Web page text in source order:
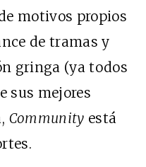
motivos propios
de tramas y
gringa (ya todos
sus mejores
Community está